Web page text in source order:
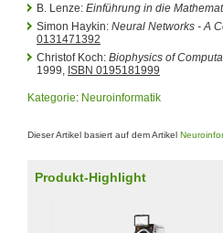
B. Lenze: Einführung in die
Simon Haykin: Neural Networks - A
0131471392
Christof Koch: Biophysics of
1999, ISBN 0195181999
Kategorie: Neuroinformatik
Dieser Artikel basiert auf dem Artikel
Produkt-Highlight